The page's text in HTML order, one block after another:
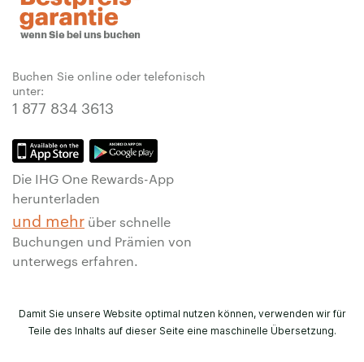
Buchen Sie online oder telefonisch
unter:
1 877 834 3613
Die IHG One Rewards-App
herunterladen
und mehr über schnelle
Buchungen und Prämien von
unterwegs erfahren.
Damit Sie unsere Website optimal nutzen können, verwenden wir für
Teile des Inhalts auf dieser Seite eine maschinelle Übersetzung.